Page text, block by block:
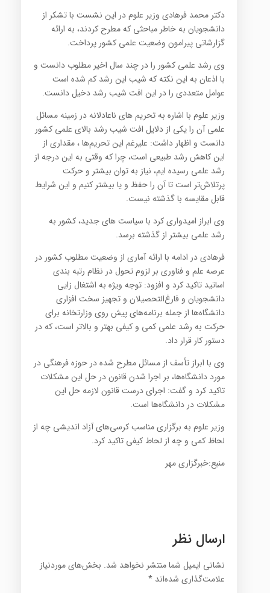
دکتر محمد فرهادی وزیر علوم در این نشست با تشکر از
دانشجویان به خاطر مباحثی که مطرح کردند، به ارائه
گزارشاتی پیرامون وضعیت علمی کشور پرداخت.
وی رشد علمی کشور را در چند سال اخیر مطلوب دانست و
با اذعان به این نکته که شیب این رشد کم شده است
عوامل متعددی را در این افت شیب رشد دخیل دانست.
وزیر علوم با اشاره به تحریم های ناعادلانه در زمینه مسائل
علمی آن را یکی از دلایل افت شیب رشد بالای علمی کشور
دانست و اظهار داشت: علیرغم این تحریم‌ها ، مقداری از
این کاهش رشد طبیعی است، چرا که وقتی به این درجه از
رشد علمی رسیده ایم، نیاز به توان بیشتر و حرکت
پرتلاش‌تر است تا آن را حفظ و یا بیشتر کنیم و این شرایط
قابل مقایسه با گذشته نیست.
وی ابراز امیدواری کرد با سیاست های جدید، کشور به
رشد علمی بیشتر از گذشته برسد.
فرهادی در ادامه با ارائه آماری از وضعیت مطلوب کشور در
عرصه علم و فناوری بر لزوم تحول در نظام رتبه بندی
اساتید تاکید کرد و افزود: توجه ویژه به اشتغال زایی
دانشجویان و فارغ‌التحصیلان و تجهیز سخت افزاری
دانشگاه‌ها از جمله برنامه‌های پیش روی وزارتخانه برای
حرکت به رشد علمی کمی و کیفی بهتر و بالاتر است، که در
دستور کار قرار داد.
وی با ابراز تأسف از مسائل مطرح شده در حوزه فرهنگی در
مورد دانشگاه‌ها، بر اجرا شدن قانون در حل این مشکلات
تاکید کرد و گفت: اجرای درست قانون لازمه حل این
مشکلات در دانشگاه‌ها است.
وزیر علوم به برگزاری مناسب کرسی‌های آزاد اندیشی چه از
لحاظ کمی و چه از لحاط کیفی تاکید کرد.
منبع:خبرگزاری مهر
ارسال نظر
نشانی ایمیل شما منتشر نخواهد شد. بخش‌های موردنیاز
علامت‌گذاری شده‌اند *